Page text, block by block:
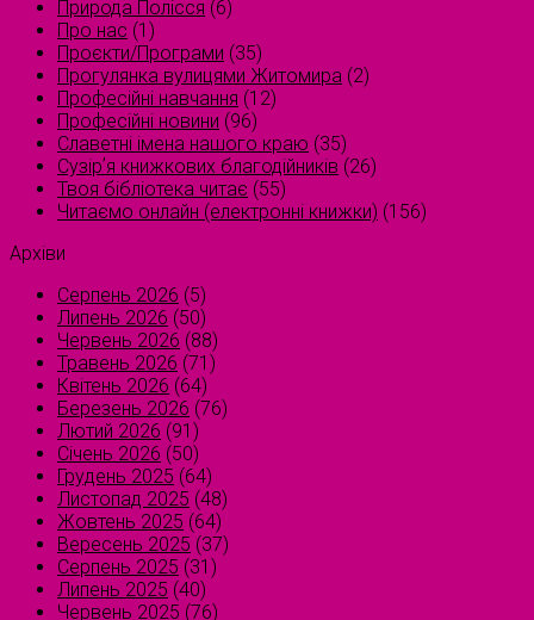
Природа Полісся (6)
Про нас (1)
Проєкти/Програми (35)
Прогулянка вулицями Житомира (2)
Професійні навчання (12)
Професійні новини (96)
Славетні імена нашого краю (35)
Сузірʼя книжкових благодійників (26)
Твоя бібліотека читає (55)
Читаємо онлайн (електронні книжки) (156)
Архіви
Серпень 2026 (5)
Липень 2026 (50)
Червень 2026 (88)
Травень 2026 (71)
Квітень 2026 (64)
Березень 2026 (76)
Лютий 2026 (91)
Січень 2026 (50)
Грудень 2025 (64)
Листопад 2025 (48)
Жовтень 2025 (64)
Вересень 2025 (37)
Серпень 2025 (31)
Липень 2025 (40)
Червень 2025 (76)